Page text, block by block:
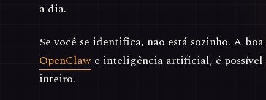
a dia.
Se você se identifica, não está sozinho. A
OpenClaw e inteligência artificial, é possível
inteiro.